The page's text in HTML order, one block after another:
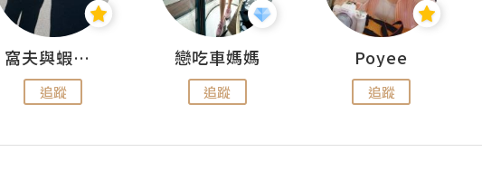
窩夫與蝦子餅
追蹤
戀吃車媽媽
追蹤
Poyee
追蹤